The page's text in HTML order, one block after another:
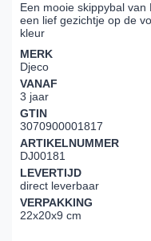
Een mooie skippybal
een lief gezichtje op de
kleur
MERK
Djeco
VANAF
3 jaar
GTIN
3070900001817
ARTIKELNUMMER
DJ00181
LEVERTIJD
direct leverbaar
VERPAKKING
22x20x9 cm